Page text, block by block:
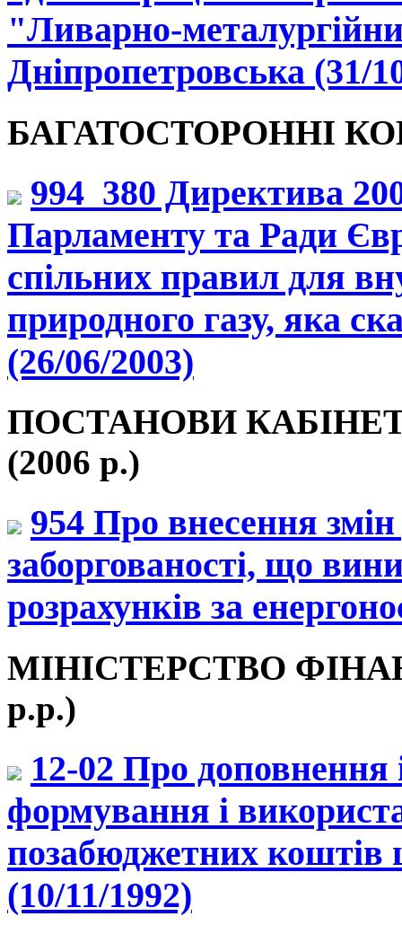
"Ливарно-
Дніпропетровська (31/
БАГАТОСТОРОННІ
994_380 Директива
Парламенту та Ради
спільних правил для
природного газу, яка
(26/06/2003)
ПОСТАНОВИ
(2006 р.)
954 Про внесення
заборгованості, що
розрахунків за
МІНІСТЕРСТВО
р.р.)
12-02 Про доповнення
формування і
позабюджетних коштів
(10/11/1992)